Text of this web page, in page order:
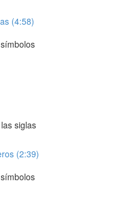
(4:58)
siglas
(2:39)